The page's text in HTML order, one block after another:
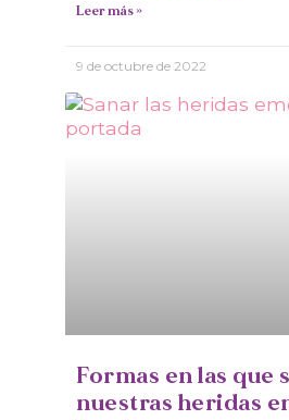
Leer más »
9 de octubre de 2022
Formas en las que
nuestras heridas